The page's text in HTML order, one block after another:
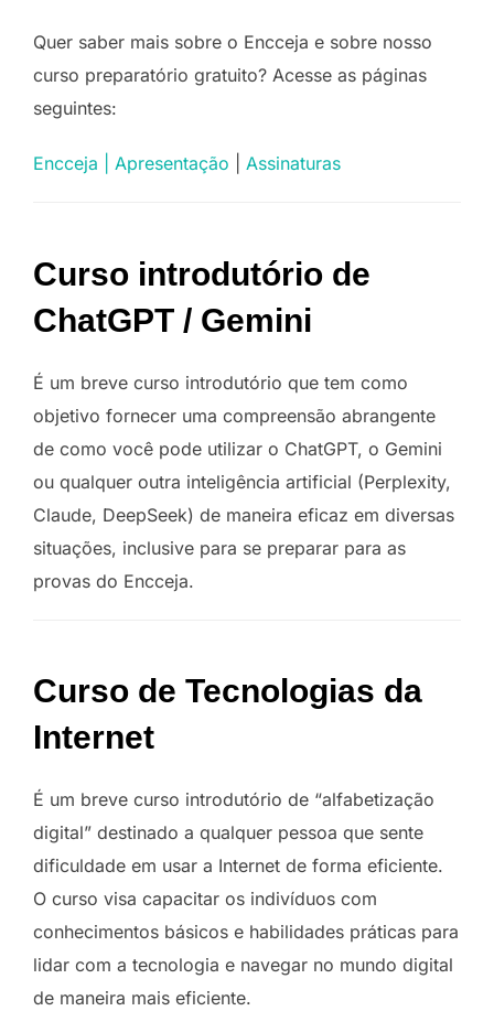
Quer saber mais sobre o Encceja e sobre nosso
curso preparatório gratuito? Acesse as páginas
seguintes:
Encceja | Apresentação Assinaturas
Curso introdutório de
ChatGPT / Gemini
É um breve curso introdutório que tem como
objetivo fornecer uma compreensão abrangente
de como você pode utilizar o ChatGPT, o Gemini
ou qualquer outra inteligência artificial (Perplexity,
Claude, DeepSeek) de maneira eficaz em diversas
situações, inclusive para se preparar para as
provas do Encceja.
Curso de Tecnologias da
Internet
É um breve curso introdutório de “alfabetização
digital” destinado a qualquer pessoa que sente
dificuldade em usar a Internet de forma eficiente.
O curso visa capacitar os indivíduos com
conhecimentos básicos e habilidades práticas para
lidar com a tecnologia e navegar no mundo digital
de maneira mais eficiente.